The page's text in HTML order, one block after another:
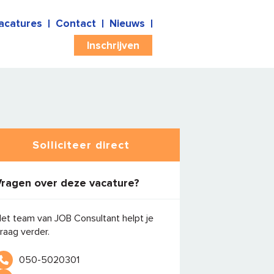
Contact
Nieuws
Inschrijven
Solliciteer direct
over deze vacature?
team van JOB Consultant helpt je
verder.
050-5020301